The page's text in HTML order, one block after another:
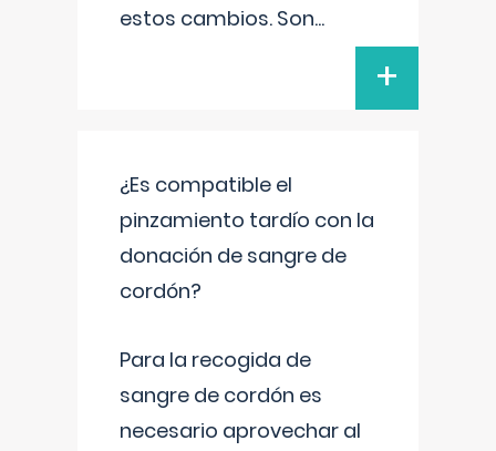
estos cambios. Son...
+
¿Es compatible el
pinzamiento tardío con la
donación de sangre de
cordón?
Para la recogida de
sangre de cordón es
necesario aprovechar al